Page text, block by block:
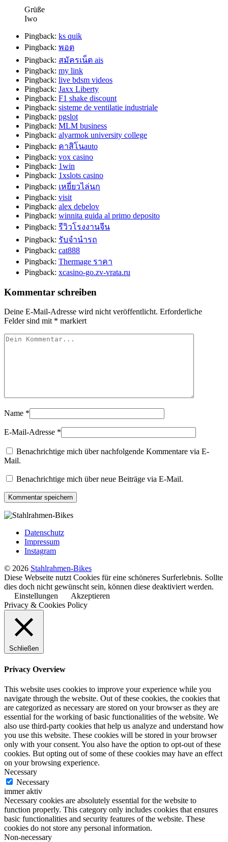
Grüße
Iwo
Pingback: ks quik
Pingback: พอต
Pingback: สมัครเน็ต ais
Pingback: my link
Pingback: live bdsm videos
Pingback: Jaxx Liberty
Pingback: F1 shake discount
Pingback: sisteme de ventilatie industriale
Pingback: pgslot
Pingback: MLM business
Pingback: alyarmok university college
Pingback: คาสิโนauto
Pingback: vox casino
Pingback: 1win
Pingback: 1xslots casino
Pingback: เหยี่ยวไล่นก
Pingback: visit
Pingback: alex debelov
Pingback: winnita guida al primo deposito
Pingback: รีวิวโรงงานจีน
Pingback: รับจำนำรถ
Pingback: cat888
Pingback: Thermage ราคา
Pingback: xcasino-go.zv-vrata.ru
Kommentar schreiben
Deine E-Mail-Adresse wird nicht veröffentlicht. Erforderliche
Felder sind mit * markiert
Name *
E-Mail-Adresse *
Benachrichtige mich über nachfolgende Kommentare via E-
Mail.
Benachrichtige mich über neue Beiträge via E-Mail.
Datenschutz
Impressum
Instagram
© 2026 Stahlrahmen-Bikes
Diese Webseite nutzt Cookies für eine schöneres Surferlebnis. Sollte
dies doch nicht gewünscht sein, können diese deaktiviert werden.
Einstellungen
Akzeptieren
Privacy & Cookies Policy
Schließen
Privacy Overview
This website uses cookies to improve your experience while you
navigate through the website. Out of these cookies, the cookies that
are categorized as necessary are stored on your browser as they are
essential for the working of basic functionalities of the website. We
also use third-party cookies that help us analyze and understand how
you use this website. These cookies will be stored in your browser
only with your consent. You also have the option to opt-out of these
cookies. But opting out of some of these cookies may have an effect
on your browsing experience.
Necessary
Necessary
immer aktiv
Necessary cookies are absolutely essential for the website to
function properly. This category only includes cookies that ensures
basic functionalities and security features of the website. These
cookies do not store any personal information.
Non-necessary